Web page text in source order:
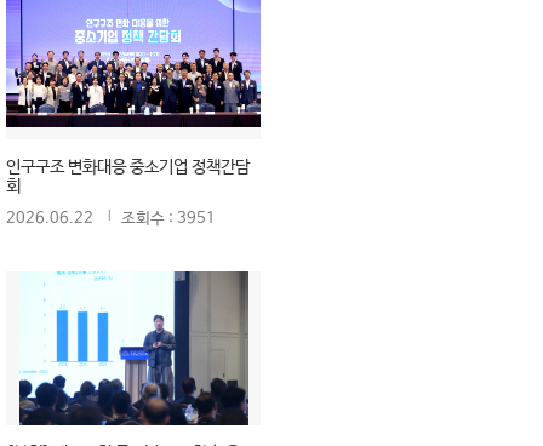
인구구조 변화대응 중소기업 정책간담
회
2026.06.22 조회수 : 3951